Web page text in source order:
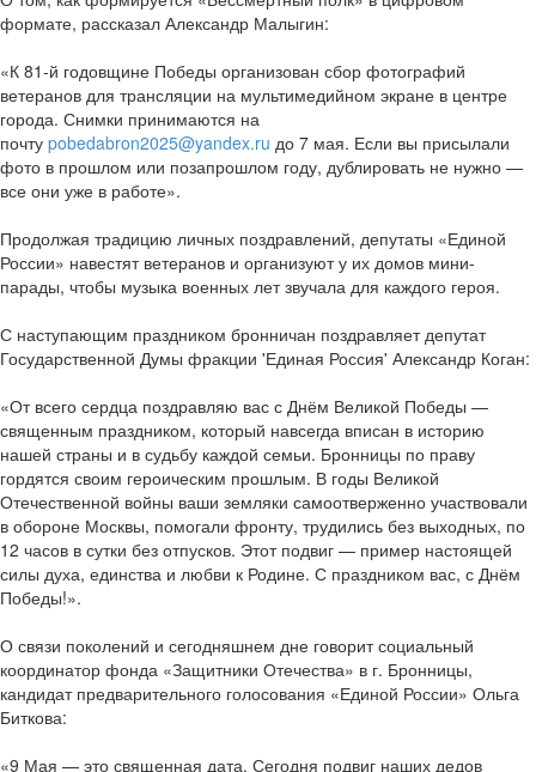
формате, рассказал Александр Малыгин:
«К 81-й годовщине Победы организован сбор фотографий
ветеранов для трансляции на мультимедийном экране в центре
города. Снимки принимаются на
почту pobedabron2025@yandex.ru до 7 мая. Если вы присылали
фото в прошлом или позапрошлом году, дублировать не нужно —
все они уже в работе».
Продолжая традицию личных поздравлений, депутаты «Единой
России» навестят ветеранов и организуют у их домов мини-
парады, чтобы музыка военных лет звучала для каждого героя.
С наступающим праздником бронничан поздравляет депутат
Государственной Думы фракции 'Единая Россия' Александр Коган:
«От всего сердца поздравляю вас с Днём Великой Победы —
священным праздником, который навсегда вписан в историю
нашей страны и в судьбу каждой семьи. Бронницы по праву
гордятся своим героическим прошлым. В годы Великой
Отечественной войны ваши земляки самоотверженно участвовали
в обороне Москвы, помогали фронту, трудились без выходных, по
12 часов в сутки без отпусков. Этот подвиг — пример настоящей
силы духа, единства и любви к Родине. С праздником вас, с Днём
Победы!».
О связи поколений и сегодняшнем дне говорит социальный
координатор фонда «Защитники Отечества» в г. Бронницы,
кандидат предварительного голосования «Единой России» Ольга
Биткова:
«9 Мая — это священная дата. Сегодня подвиг наших дедов